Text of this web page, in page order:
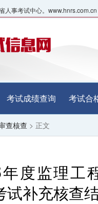
人事考试中心。www.hnrs.com.cn
考试成绩查询 考试合
查核查 > 正文
度监理工
试补充核查